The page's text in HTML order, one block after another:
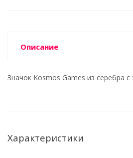
Описание
Значок Kosmos Games из серебра
Характеристики